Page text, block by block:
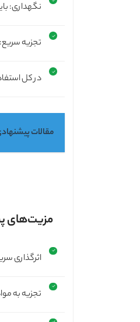
نگهداری:
تجزیه
در کل
مقالات
مزیت‌های
اثرگذاری
تجزیه به